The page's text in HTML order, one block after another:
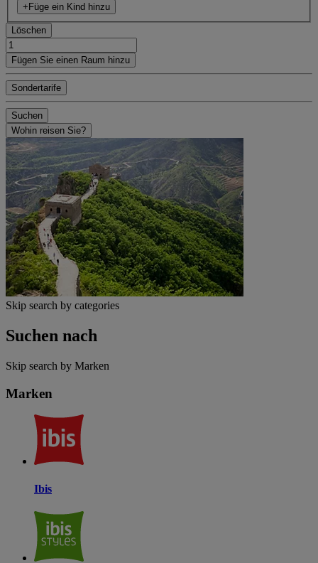
+Füge ein Kind hinzu
Löschen
Fügen Sie einen Raum hinzu
Sondertarife
Suchen
Wohin reisen Sie?
Skip search by categories
Suchen nach
Skip search by Marken
Marken
Ibis